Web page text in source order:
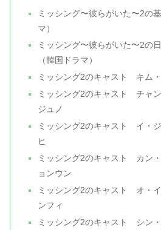
ミッシング〜彼らがいた〜2の
マ）
ミッシング〜彼らがいた〜2の
（韓国ドラマ）
ミッシング2のキャスト キム
ミッシング2のキャスト チャン
ジュノ
ミッシング2のキャスト イ・
ヒ
ミッシング2のキャスト カン
ョンウン
ミッシング2のキャスト オ・
ンフィ
ミッシング2のキャスト シン